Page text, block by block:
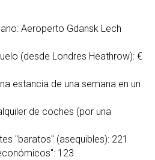
Aeroperto Gdansk Lech
(desde Londres Heathrow): €
estancia de una semana en un
de coches (por una
"baratos" (asequibles): 221
123